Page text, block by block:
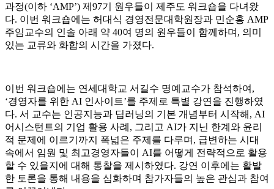
과정(이하 ‘AMP’) 제97기 원우들이 제주도 워크숍을 다녀왔
다. 이번 워크숍에는 허대식 경영전문대학원장과 민순홍 AMP
주임교수의 인솔 아래 약 40여 명의 원우들이 함께하며, 의미
있는 교류와 화합의 시간을 가졌다.
이번 워크숍에는 연세대학교 서길수 명예교수가 참석하여,
‘경영자를 위한 AI 인사이트’를 주제로 특별 강연을 진행하였
다. 서 교수는 인공지능과 딥러닝의 기본 개념부터 시작해, AI
어시스턴트의 기업 활용 사례, 그리고 AI가 지닌 한계와 윤리
적 문제에 이르기까지 폭넓은 주제를 다루며, 급변하는 시대
속에서 임원 및 최고경영자들이 AI를 어떻게 전략적으로 활용
할 수 있을지에 대해 통찰을 제시하였다. 강연 이후에는 활발
한 토론을 통해 내용을 심화하며 참가자들의 높은 관심과 참여